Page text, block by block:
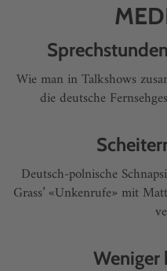
Wie man in Talkshows
die deutsche
Deutsch-polnische
Grass’ «Unkenrufe» mit
Weniger